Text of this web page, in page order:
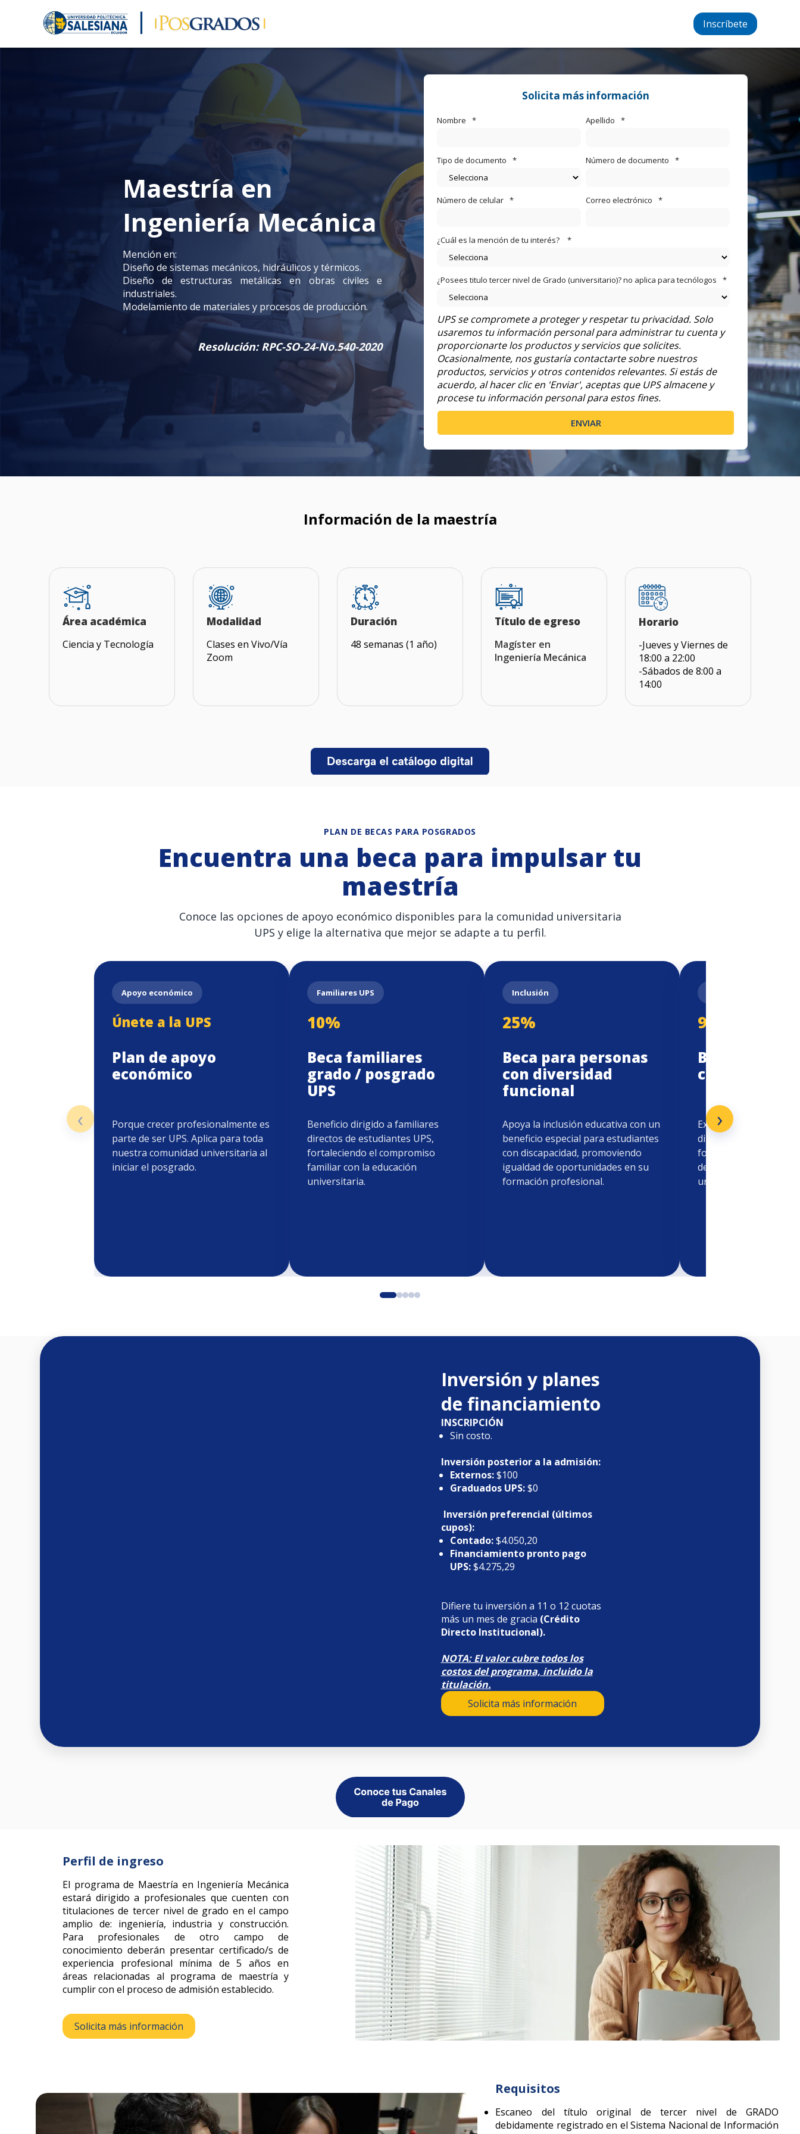
Inscríbete
Maestría en
Ingeniería Mecánica
Mención en:
Diseño de sistemas mecánicos, hidráulicos y térmicos.
Diseño de estructuras metálicas en obras civiles e
industriales.
Modelamiento de materiales y procesos de producción.
Resolución: RPC-SO-24-No.540-2020
Solicita más información
Nombre * Apellido *
Tipo de documento * Número de documento *
Número de celular * Correo electrónico *
¿Cuál es la mención de tu interés? *
¿Posees titulo tercer nivel de Grado (universitario)? no aplica para tecnólogos *
UPS se compromete a proteger y respetar tu privacidad. Solo
usaremos tu información personal para administrar tu cuenta y
proporcionarte los productos y servicios que solicites.
Ocasionalmente, nos gustaría contactarte sobre nuestros
productos, servicios y otros contenidos relevantes. Si estás de
acuerdo, al hacer clic en 'Enviar', aceptas que UPS almacene y
procese tu información personal para estos fines.
Información de la maestría
Área académica
Ciencia y Tecnología
Modalidad
Clases en Vivo/Vía
Zoom
Duración
48 semanas (1 año)
Título de egreso
Magíster en
Ingeniería Mecánica
Horario
-Jueves y Viernes de
18:00 a 22:00
-Sábados de 8:00 a
14:00
PLAN DE BECAS PARA POSGRADOS
Encuentra una beca para impulsar tu
maestría
Conoce las opciones de apoyo económico disponibles para la comunidad universitaria
UPS y elige la alternativa que mejor se adapte a tu perfil.
‹
Apoyo económico
Únete a la UPS
Plan de apoyo
económico
Porque crecer profesionalmente es
parte de ser UPS. Aplica para toda
nuestra comunidad universitaria al
iniciar el posgrado.
Familiares UPS
10%
Beca familiares
grado / posgrado
UPS
Beneficio dirigido a familiares
directos de estudiantes UPS,
fortaleciendo el compromiso
familiar con la educación
universitaria.
Inclusión
25%
Beca para personas
con diversidad
funcional
Apoya la inclusión educativa con un
beneficio especial para estudiantes
con discapacidad, promoviendo
igualdad de oportunidades en su
formación profesional.
9%
Beca
Extiende beneficios a
directos de
fomentando el
dentro de la
universitaria.
›
Inversión y planes
de financiamiento
INSCRIPCIÓN
Sin costo.
Inversión posterior a la admisión:
Externos: $100
Graduados UPS: $0
Inversión preferencial (últimos
cupos):
Contado:$4.050,20
Financiamiento pronto pago
UPS:$4.275,29
Difiere tu inversión a 11 o 12 cuotas
más un mes de gracia (Crédito
Directo Institucional).
NOTA: El valor cubre todos los
costos del programa, incluido la
titulación.
Solicita más información
Perfil de ingreso
El programa de Maestría en Ingeniería Mecánica
estará dirigido a profesionales que cuenten con
titulaciones de tercer nivel de grado en el campo
amplio de: ingeniería, industria y construcción.
Para profesionales de otro campo de
conocimiento deberán presentar certificado/s de
experiencia profesional mínima de 5 años en
áreas relacionadas al programa de maestría y
cumplir con el proceso de admisión establecido.
Solicita más información
Requisitos
Escaneo del título original de tercer nivel de GRADO
debidamente registrado en el Sistema Nacional de Información